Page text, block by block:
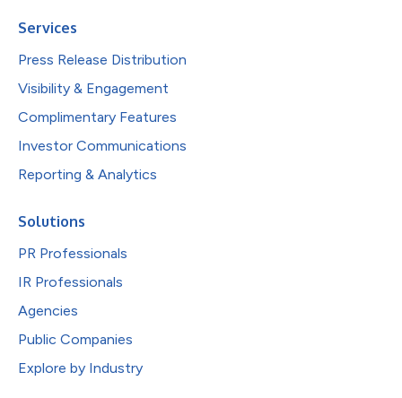
Services
Press Release Distribution
Visibility & Engagement
Complimentary Features
Investor Communications
Reporting & Analytics
Solutions
PR Professionals
IR Professionals
Agencies
Public Companies
Explore by Industry